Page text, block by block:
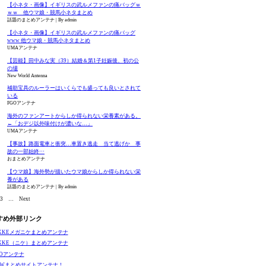
【小ネタ・画像】イギリスの武ルメファンの痛バッグｗ
ｗｗ 他ウマ娘・競馬小ネタまとめ
話題のまとめアンテナ By admin
【小ネタ・画像】イギリスの武ルメファンの痛バッグ
www 他ウマ娘・競馬小ネタまとめ
UMAアンテナ
【芸能】田中みな実（39）結婚＆第1子妊娠後、初の公
の場
New World Antenna
補助宝具のルーラーはいくらでも盛っても良いとされて
いる
FGOアンテナ
海外のファンアートからしか得られない栄養素がある。
←「おデジ以外味付けが濃いな…」
UMAアンテナ
【事故】路面電車と衝突…車置き逃走 当て逃げか 事
故の一部始終⋯
おまとめアンテナ
【ウマ娘】海外勢が描いたウマ娘からしか得られない栄
養がある
話題のまとめアンテナ By admin
3 Next
め外部リンク
メガニケまとめアンテナ
（ニケ）まとめアンテナ
アンテナ